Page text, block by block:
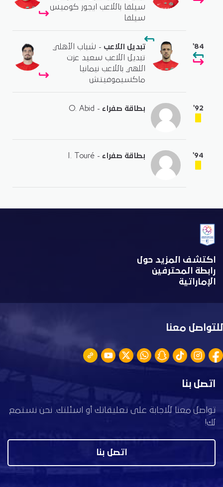
سيلفا باللاعب ايجور كوميس
سيلفا
'84 تبديل اللاعب - شباب الأهلي
تبديل اللاعب سعيد عزت
اللهي باللاعب نيمانيا
ماكسيموفيتش
'92 بطاقة صفراء - O. Abid
'94 بطاقة صفراء - I. Touré
اكتشف المزيد حول
رابطة المحترفين
الإماراتية
للتواصل معنا
اتصل بنا
تواصل معنا للاجابة على تعليقاتك أو اسئلتك. نحن نستمع
لك!
اتصل بنا